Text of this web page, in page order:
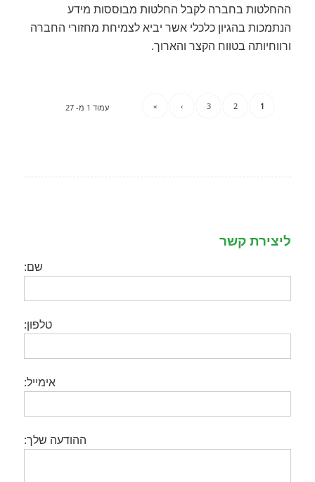
ההחלטות בחברה לקבל החלטות מבוססות מידע
הנתמכות בהגיון כלכלי אשר יביא לצמיחת מחזורי החברה
ורווחיותה בטווח הקצר והארוך.
עמוד 1 מ- 27 1
2
3
›
»
ליצירת קשר
שם:
טלפון:
אימייל:
ההודעה שלך: